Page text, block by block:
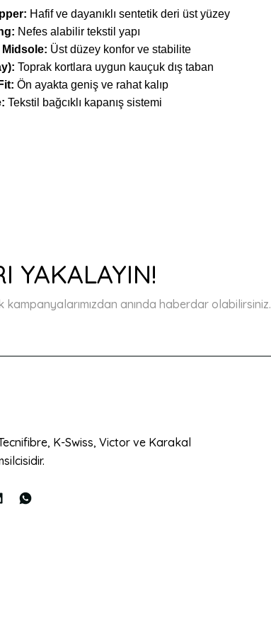
Hafif ve dayanıklı sentetik deri üst yüzey
Nefes alabilir tekstil yapı
Midsole: Üst düzey konfor ve stabilite
Toprak kortlara uygun kauçuk dış taban
Ön ayakta geniş ve rahat kalıp
Tekstil bağcıklı kapanış sistemi
bilgiler bulunuyor.
daha pahalı.
YAKALAYIN!
anında haberdar olabilirsiniz.
K-Swiss, Victor ve Karakal